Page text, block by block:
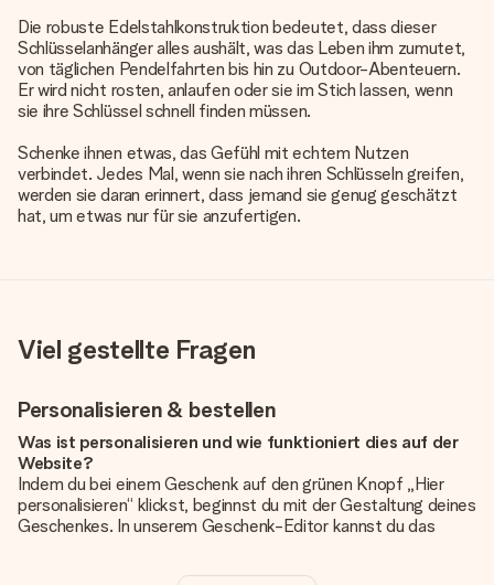
Die robuste Edelstahlkonstruktion bedeutet, dass dieser
Schlüsselanhänger alles aushält, was das Leben ihm zumutet,
von täglichen Pendelfahrten bis hin zu Outdoor-Abenteuern.
Er wird nicht rosten, anlaufen oder sie im Stich lassen, wenn
sie ihre Schlüssel schnell finden müssen.
Schenke ihnen etwas, das Gefühl mit echtem Nutzen
verbindet. Jedes Mal, wenn sie nach ihren Schlüsseln greifen,
werden sie daran erinnert, dass jemand sie genug geschätzt
hat, um etwas nur für sie anzufertigen.
Viel gestellte Fragen
Personalisieren & bestellen
Was ist personalisieren und wie funktioniert dies auf der
Website?
Indem du bei einem Geschenk auf den grünen Knopf „Hier
personalisieren“ klickst, beginnst du mit der Gestaltung deines
Geschenkes. In unserem Geschenk-Editor kannst du das